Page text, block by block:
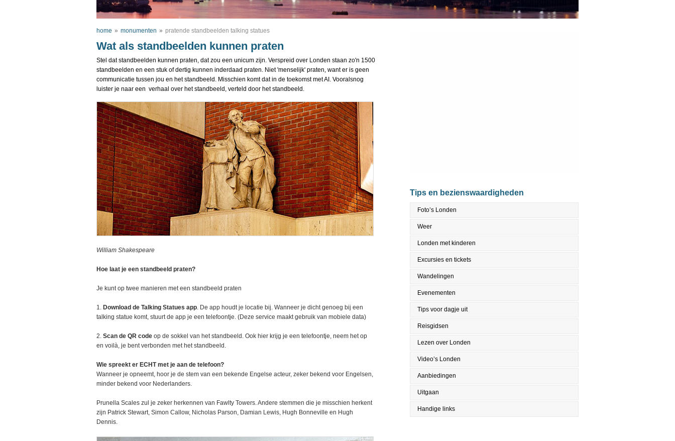
home » monumenten » pratende standbeelden talking statues
Wat als standbeelden kunnen praten
Stel dat standbeelden kunnen praten, dat zou een unicum zijn. Verspreid over Londen staan zo'n 1500
standbeelden en een stuk of dertig kunnen inderdaad praten. Niet 'menselijk' praten, want er is geen
communicatie tussen jou en het standbeeld. Misschien komt dat in de toekomst met AI. Vooralsnog
luister je naar een verhaal over het standbeeld, verteld door het standbeeld.
William Shakespeare
Hoe laat je een standbeeld praten?
Je kunt op twee manieren met een standbeeld praten
1. Download de Talking Statues app. De app houdt je locatie bij. Wanneer je dicht genoeg bij een
talking statue komt, stuurt de app je een telefoontje. (Deze service maakt gebruik van mobiele data)
2. Scan de QR code op de sokkel van het standbeeld. Ook hier krijg je een telefoontje, neem het op
en voilà, je bent verbonden met het standbeeld.
Wie spreekt er ECHT met je aan de telefoon?
Wanneer je opneemt, hoor je de stem van een bekende Engelse acteur, zeker bekend voor Engelsen,
minder bekend voor Nederlanders.
Prunella Scales zul je zeker herkennen van Fawlty Towers. Andere stemmen die je misschien herkent
zijn Patrick Stewart, Simon Callow, Nicholas Parson, Damian Lewis, Hugh Bonneville en Hugh
Dennis.
Tips en bezienswaardigheden
Foto’s Londen
Weer
Londen met kinderen
Excursies en tickets
Wandelingen
Evenementen
Tips voor dagje uit
Reisgidsen
Lezen over Londen
Video’s Londen
Aanbiedingen
Uitgaan
Handige links